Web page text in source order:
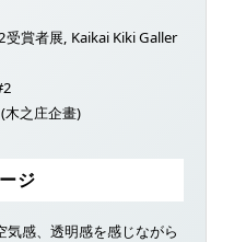
受賞者展, Kaikai Kiki Galler
之庄企畫)
ジ
感、透明感を感じながら